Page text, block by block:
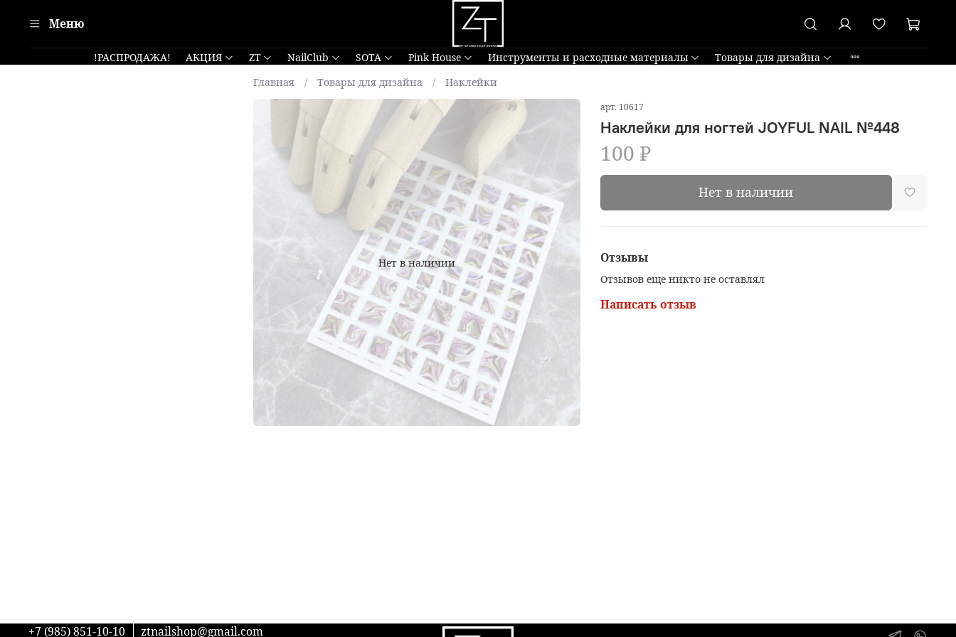
Меню
!РАСПРОДАЖА! АКЦИЯ ZT NailClub SOTA Pink House Инструменты и расходные материалы
Товары для дизайна
Главная
Товары для дизайна Наклейки
Нет в наличии
арт. 10617
Наклейки для ногтей JOYFUL NAIL №448
100 ₽
Нет в наличии
Отзывы
Отзывов еще никто не оставлял
Написать отзыв
+7 (985) 851-10-10 ztnailshop@gmail.com